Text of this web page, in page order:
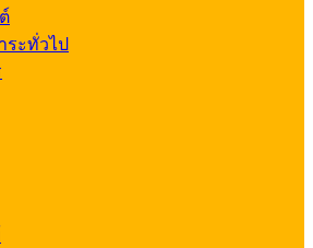
ะทั่วไป